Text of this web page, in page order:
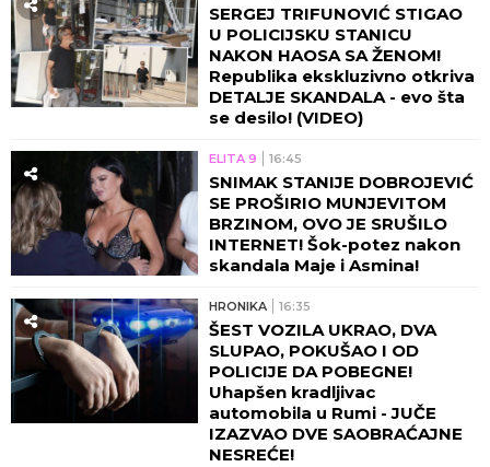
SERGEJ TRIFUNOVIĆ STIGAO
U POLICIJSKU STANICU
NAKON HAOSA SA ŽENOM!
Republika ekskluzivno otkriva
DETALJE SKANDALA - evo šta
se desilo! (VIDEO)
ELITA 9 16:45
SNIMAK STANIJE DOBROJEVIĆ
SE PROŠIRIO MUNJEVITOM
BRZINOM, OVO JE SRUŠILO
INTERNET! Šok-potez nakon
skandala Maje i Asmina!
HRONIKA 16:35
ŠEST VOZILA UKRAO, DVA
SLUPAO, POKUŠAO I OD
POLICIJE DA POBEGNE!
Uhapšen kradljivac
automobila u Rumi - JUČE
IZAZVAO DVE SAOBRAĆAJNE
NESREĆE!